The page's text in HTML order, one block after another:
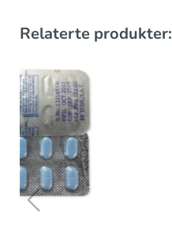
Relaterte produkter: